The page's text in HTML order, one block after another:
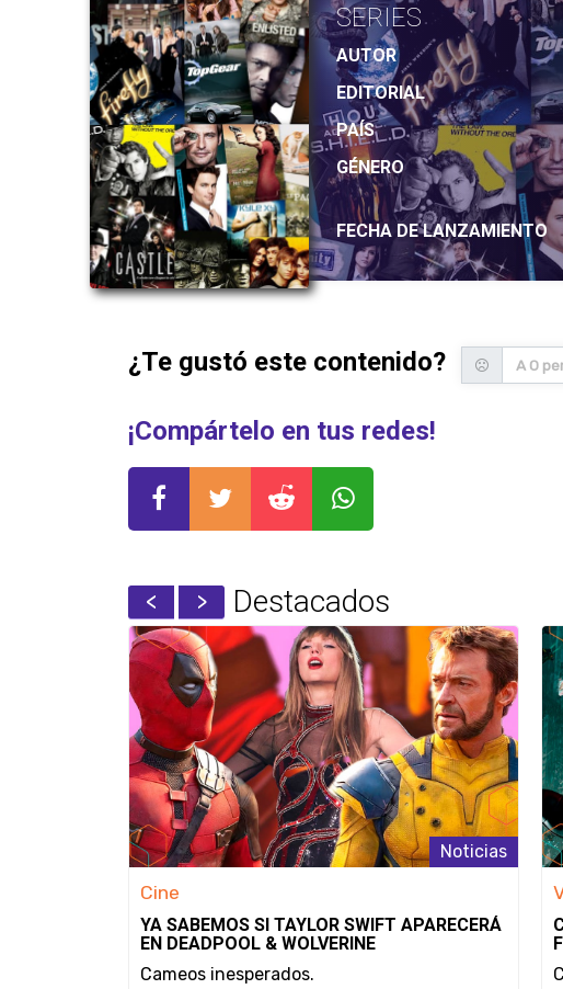
SERIES
AUTOR
EDITORIAL
PAÍS
GÉNERO
FECHA DE LANZAMIENTO
¿Te gustó este contenido? A 0
¡Compártelo en tus redes!
Destacados
Noticias
Cine
YA SABEMOS SI TAYLOR SWIFT APARECERÁ
EN DEADPOOL & WOLVERINE
Cameos inesperados.